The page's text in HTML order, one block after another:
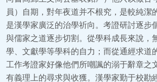
員）自期，對年夜道并不根究，是較純潔
是漢學家廣泛的治學祈向。考證研討逐步
與儒家之道逐步切割。從學科成長來說，
學、文獻學等學科的自力；而從通經求道
工作考證家好像他們所嘲諷的溺于辭章之
有義理上的尋求與收獲。漢學家勤于校勘